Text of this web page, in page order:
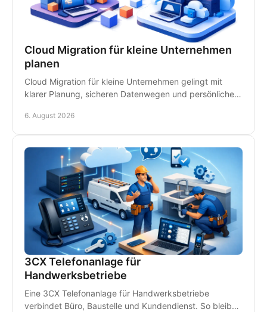
Cloud Migration für kleine Unternehmen
planen
Cloud Migration für kleine Unternehmen gelingt mit
klarer Planung, sicheren Datenwegen und persönlicher
6. August 2026
3CX Telefonanlage für
Handwerksbetriebe
Eine 3CX Telefonanlage für Handwerksbetriebe
verbindet Büro, Baustelle und Kundendienst. So bleiben